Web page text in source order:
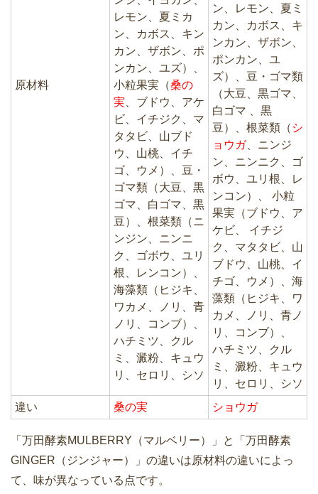
原材料
レモン、夏ミカ
ン、カボス、キン
カン、ザボン、ポ
ンカン、ユズ）、
小粒果実（桑の
実 、ブドウ、アケ
ビ、イチジク、マ
タタビ、山ブド
ウ、山桃、イチ
ゴ、ウメ）、豆・
ゴマ類（大豆、黒
ゴマ、白ゴマ、黒
豆）、根菜類（ニ
ンジン、ニンニ
ク、ゴボウ、ユリ
根、レンコン）、
海藻類（ヒジキ、
ワカメ、ノリ、青
ノリ、コンブ）、
ハチミツ、クル
ミ、澱粉、キュウ
リ、セロリ、シソ
ン、レモン、夏ミ
カン、カボス、キ
ンカン、ザボン、
ポンカン、ユ
ズ）、豆・ゴマ類
（大豆、黒ゴマ、
白ゴマ 、黒
豆）、根菜類（ シ
ョウガ、ニンジ
ン、ニンニク、ゴ
ボウ、ユリ根、レ
ンコン）、 小粒
果実（ブドウ、ア
ケビ、 イチジ
ク、マタタビ、山
ブドウ、山桃、イ
チゴ、ウメ）、海
藻類（ヒジキ、ワ
カメ、ノリ、青ノ
リ、コンブ）、
ハチミツ、クル
ミ、澱粉、キュウ
リ、セロリ、シソ
違い
桑の実 ショウガ
「万田酵素MULBERRY（マルベリー）」と「万田酵素
GINGER（ジンジャー）」の違いは原材料の違いによっ
て、味が異なっている点です。